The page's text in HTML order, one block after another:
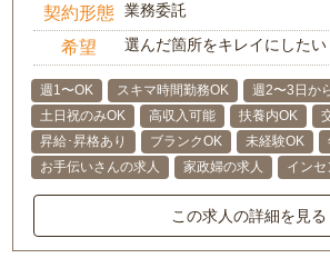
契約形態 業務委託
希望 選んだ箇所をキレイにしたい
週1〜OK スキマ時間勤務OK
週2〜3日か
土日祝のみOK
高収入可能 扶養内OK
昇給･昇格あり
ブランクOK 未経験OK
お手伝いさんの求人
家政婦の求人 インセ
この求人の詳細を見る